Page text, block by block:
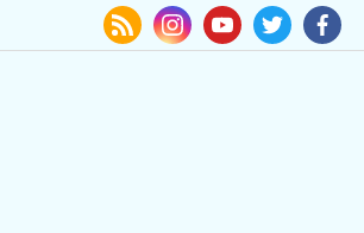
facebook
twitter
youtube
instagram
rss feed